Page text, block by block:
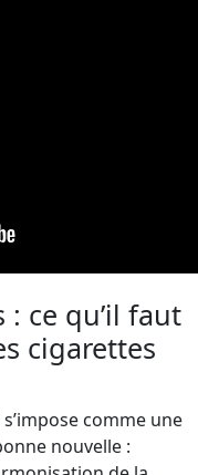
ce qu’il faut
cigarettes
comme une
nouvelle :